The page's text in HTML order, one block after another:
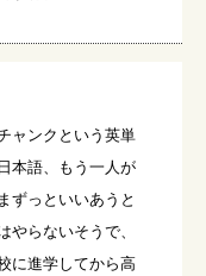
ャンクという英単
本語、もう一人が
ずっといいあうと
らないそうで、
に進学してから高